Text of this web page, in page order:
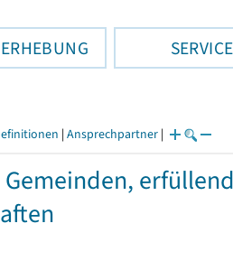
SERVICE
| Ansprechpartner |